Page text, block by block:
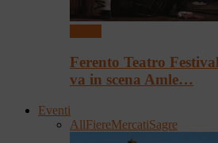
Ferento Teatro
va in scena Amle…
Eventi
AllFiereMercatiSagre